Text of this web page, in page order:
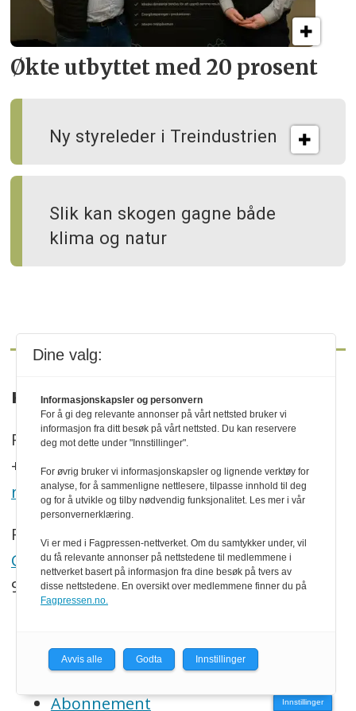
Økte utbyttet med 20 prosent
Ny styreleder i Treindustrien
Slik kan skogen gagne både
klima og natur
KONTAKT
P.b. 130, N-2261 Kirkenær
+47 469 41 000
redaksjonen@trenytt.no
Redaktør:
Georg Mathisen
90 93 28 97
Om oss
Abonnement
Innstillinger
Dine valg:
Informasjonskapsler og personvern
For å gi deg relevante annonser på vårt nettsted bruker vi
informasjon fra ditt besøk på vårt nettsted. Du kan reservere
deg mot dette under "Innstillinger".
For øvrig bruker vi informasjonskapsler og lignende verktøy for
analyse, for å sammenligne nettlesere, tilpasse innhold til deg
og for å utvikle og tilby nødvendig funksjonalitet. Les mer i vår
personvernerklæring.
Vi er med i Fagpressen-nettverket. Om du samtykker under, vil
du få relevante annonser på nettstedene til medlemmene i
nettverket basert på informasjon fra dine besøk på tvers av
disse nettstedene. En oversikt over medlemmene finner du på
Fagpressen.no.
Avvis alle Godta Innstillinger